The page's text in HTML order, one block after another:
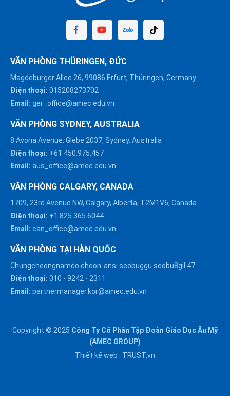
VĂN PHÒNG THÜRINGEN, ĐỨC
Magdeburger Allee 26, 99086 Erfurt, Thüringen, Germany
Điện thoại: 015208273702
Email: ger_office@amec.edu.vn
VĂN PHÒNG SYDNEY, AUSTRALIA
8 Avona Avenue, Glebe 2037, Sydney, Australia
Điện thoại: +61.450.975.457
Email: aus_office@amec.edu.vn
VĂN PHÒNG CALGARY, CANADA
1709, 23rd Avenue NW, Calgary, Alberta, T2M1V6, Canada
Điện thoại: +1.825.365.6044
Email: can_office@amec.edu.vn
VĂN PHÒNG TẠI HÀN QUỐC
Chungcheongnamdo cheon-ansi seobuggu seobu8gil 47
Điện thoại: 010 - 9242 - 2311
Email: partnermanager.kor@amec.edu.vn
Copyright © 2025 Công Ty Cổ Phần Tập Đoàn Giáo Dục Âu Mỹ
(AMEC GROUP)
Thiết kế web : TRUST.vn
HÀ NỘI :
0914863466
ĐÀ NẴNG :
0916082128
HỒ CHÍ MINH :
Chat với chúng tôi trên
Zalo